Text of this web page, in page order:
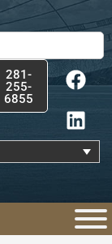
281-
255-
6855
F
a
c
e
b
o
k
L
i
n
k
e
d
n